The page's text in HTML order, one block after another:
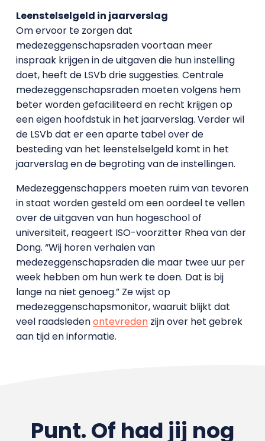
Leenstelselgeld in jaarverslag
Om ervoor te zorgen dat
medezeggenschapsraden voortaan meer
inspraak krijgen in de uitgaven die hun instelling
doet, heeft de LSVb drie suggesties. Centrale
medezeggenschapsraden moeten volgens hem
beter worden gefaciliteerd en recht krijgen op
een eigen hoofdstuk in het jaarverslag. Verder wil
de LSVb dat er een aparte tabel over de
besteding van het leenstelselgeld komt in het
jaarverslag en de begroting van de instellingen.
Medezeggenschappers moeten ruim van tevoren
in staat worden gesteld om een oordeel te vellen
over de uitgaven van hun hogeschool of
universiteit, reageert ISO-voorzitter Rhea van der
Dong. “Wij horen verhalen van
medezeggenschapsraden die maar twee uur per
week hebben om hun werk te doen. Dat is bij
lange na niet genoeg.” Ze wijst op
medezeggenschapsmonitor, waaruit blijkt dat
veel raadsledenontevredenzijn over het gebrek
aan tijd en informatie.
Punt. Of had jij nog